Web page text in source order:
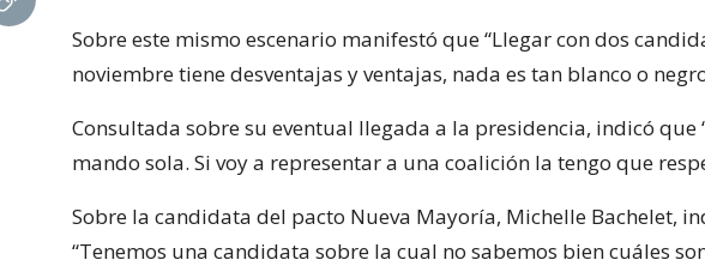
Sobre este mismo escenario manifestó que “Llegar con dos
noviembre tiene desventajas y ventajas, nada es tan blanco o
Consultada sobre su eventual llegada a la presidencia, indicó que
mando sola. Si voy a representar a una coalición la tengo que
Sobre la candidata del pacto Nueva Mayoría, Michelle Bachelet,
“Tenemos una candidata sobre la cual no sabemos bien cuáles